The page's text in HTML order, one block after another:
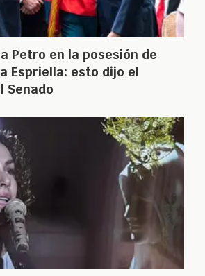
Petro en la posesión de
Espriella: esto dijo el
Senado